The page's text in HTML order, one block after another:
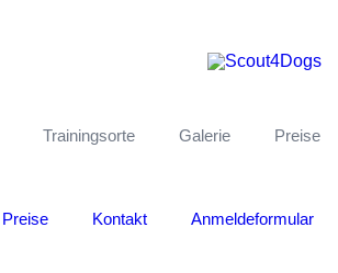
Trainingsorte Galerie Preise
Preise Kontakt Anmeldeformular